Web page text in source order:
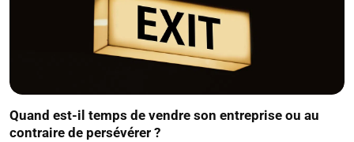
Quand est-il temps de vendre son entreprise ou au
contraire de persévérer ?